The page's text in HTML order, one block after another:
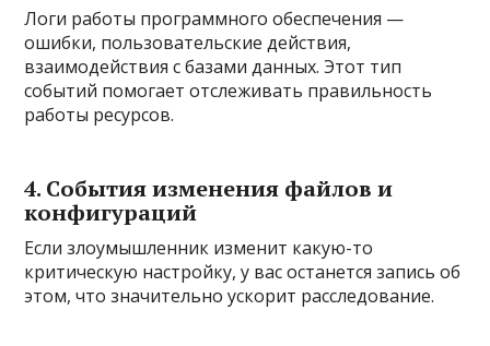
Логи работы программного обеспечения —
ошибки, пользовательские действия,
взаимодействия с базами данных. Этот тип
событий помогает отслеживать правильность
работы ресурсов.
4. События изменения файлов и
конфигураций
Если злоумышленник изменит какую-то
критическую настройку, у вас останется запись об
этом, что значительно ускорит расследование.